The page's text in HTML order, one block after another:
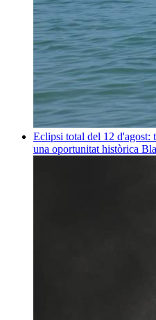
Eclipsi total del 12 d'agost:
una oportunitat històrica